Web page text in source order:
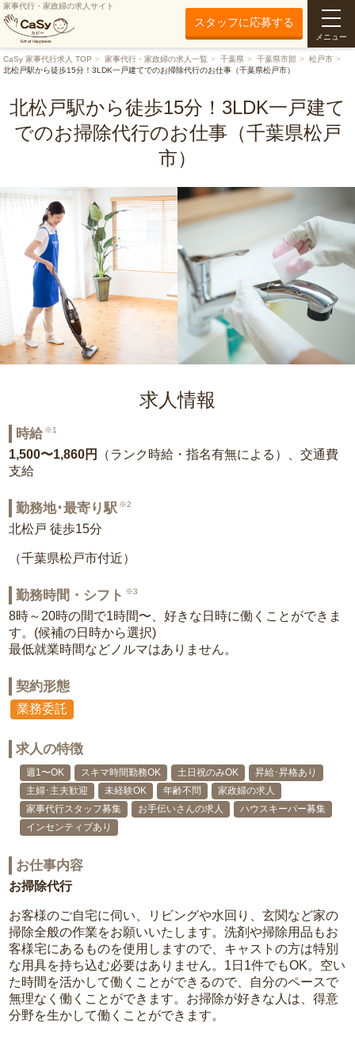
家事代行・家政婦の求人サイト
スタッフに応募する
メニュー
CaSy 家事代行求人 TOP 家事代行・家政婦の求人一覧 千葉県 千葉県市部
松戸市
北松戸駅から徒歩15分！3LDK一戸建てでのお掃除代行のお仕事（千葉県松戸市）
北松戸駅から徒歩15分！3LDK一戸建て
でのお掃除代行のお仕事（千葉県松戸
市）
求人情報
時給 ※1
1,500〜1,860円
（ランク時給・指名有無による）、交通費
支給
勤務地･最寄り駅 ※2
北松戸 徒歩15分
（千葉県松戸市付近）
勤務時間・シフト ※3
8時～20時の間で1時間〜、好きな日時に働くことができま
す。(候補の日時から選択)
最低就業時間などノルマはありません。
契約形態
業務委託
求人の特徴
週1〜OK スキマ時間勤務OK 土日祝のみOK
昇給･昇格あり
主婦･主夫歓迎
未経験OK 年齢不問
家政婦の求人
家事代行スタッフ募集
お手伝いさんの求人
ハウスキーパー募集
インセンティブあり
お仕事内容
お掃除代行
お客様のご自宅に伺い、リビングや水回り、玄関など家の
掃除全般の作業をお願いいたします。洗剤や掃除用品もお
客様宅にあるものを使用しますので、キャストの方は特別
な用具を持ち込む必要はありません。1日1件でもOK。空い
た時間を活かして働くことができるので、自分のペースで
無理なく働くことができます。お掃除が好きな人は、得意
分野を生かして働くことができます。